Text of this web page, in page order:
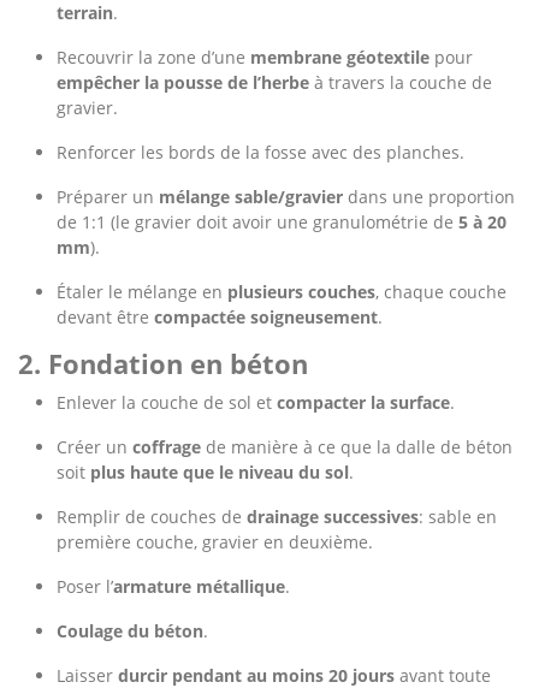
terrain.
Recouvrir la zone d’une membrane géotextile pour
empêcher la pousse de l’herbe à travers la couche de
gravier.
Renforcer les bords de la fosse avec des planches.
Préparer un mélange sable/gravier dans une proportion
de 1:1 (le gravier doit avoir une granulométrie de 5 à 20
mm).
Étaler le mélange en plusieurs couches, chaque couche
devant être compactée soigneusement.
2. Fondation en béton
Enlever la couche de sol et compacter la surface.
Créer un coffrage de manière à ce que la dalle de béton
soit plus haute que le niveau du sol.
Remplir de couches de drainage successives: sable en
première couche, gravier en deuxième.
Poser l’armature métallique.
Coulage du béton.
Laisser durcir pendant au moins 20 jours avant toute